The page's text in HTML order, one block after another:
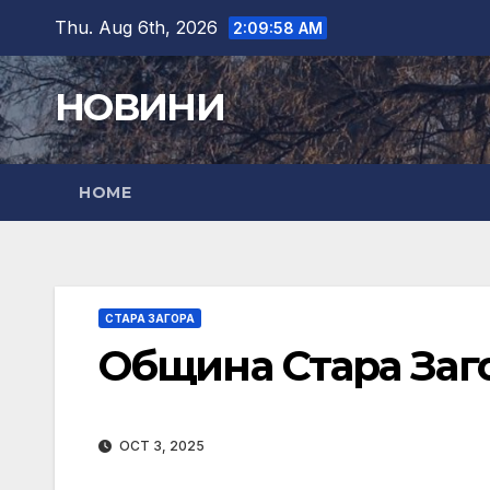
content
Thu. Aug 6th, 2026 2:09:59 AM
НОВИНИ
HOME
СТАРА ЗАГОРА
Община Стара
OCT 3, 2025